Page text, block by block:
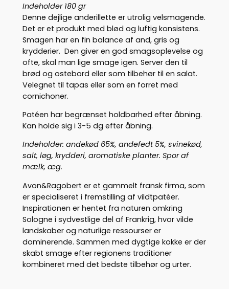
(
P
1
0
0
5
)
a
n
t
a
Indeholder 180 gr
Denne dejlige anderillette er utrolig velsmagende.
Det er et produkt med blød og luftig konsistens.
Smagen har en fin balance af and, gris og
krydderier. Den giver en god smagsoplevelse og
ofte, skal man lige smage igen. Server den til
brød og ostebord eller som tilbehør til en salat.
Velegnet til tapas eller som en forret med
cornichoner.
Patéen har begrænset holdbarhed efter åbning.
Kan holde sig i 3-5 dg efter åbning.
Indeholder: andekød 65%, andefedt 5%, svinekød,
salt, løg, krydderi, aromatiske planter. Spor af
mælk, æg.
Avon&Ragobert er et gammelt fransk firma, som
er specialiseret i fremstilling af vildtpatéer.
Inspirationen er hentet fra naturen omkring
Sologne i sydvestlige del af Frankrig, hvor vilde
landskaber og naturlige ressourser er
dominerende. Sammen med dygtige kokke er der
skabt smage efter regionens traditioner
kombineret med det bedste tilbehør og urter.